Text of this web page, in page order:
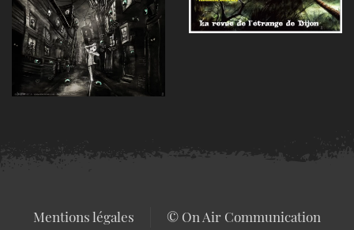
Voir
Mentions légales © On Air Communication